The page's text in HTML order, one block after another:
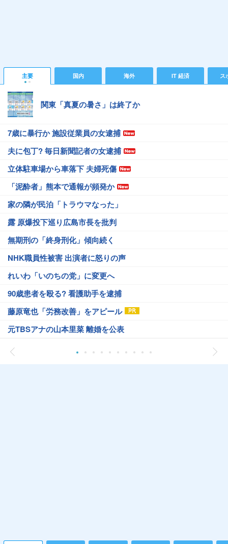
主要 国内 海外 IT 経済 ス
関東「真夏の暑さ」は終了か
7歳に暴行か 施設従業員の女逮捕
夫に包丁? 毎日新聞記者の女逮捕
立体駐車場から車落下 夫婦死傷
「泥酔者」熊本で通報が頻発か
家の隣が民泊「トラウマなった」
露 原爆投下巡り広島市長を批判
無期刑の「終身刑化」傾向続く
NHK職員性被害 出演者に怒りの声
れいわ「いのちの党」に変更へ
90歳患者を殴る? 看護助手を逮捕
藤原竜也「労務改善」をアピール
元TBSアナの山本里菜 離婚を公表